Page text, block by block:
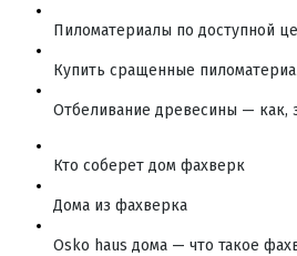
Пиломатериалы по доступной
Купить сращенные
Отбеливание древесины — как,
Кто соберет дом фахверк
Дома из фахверка
Osko haus дома — что такое